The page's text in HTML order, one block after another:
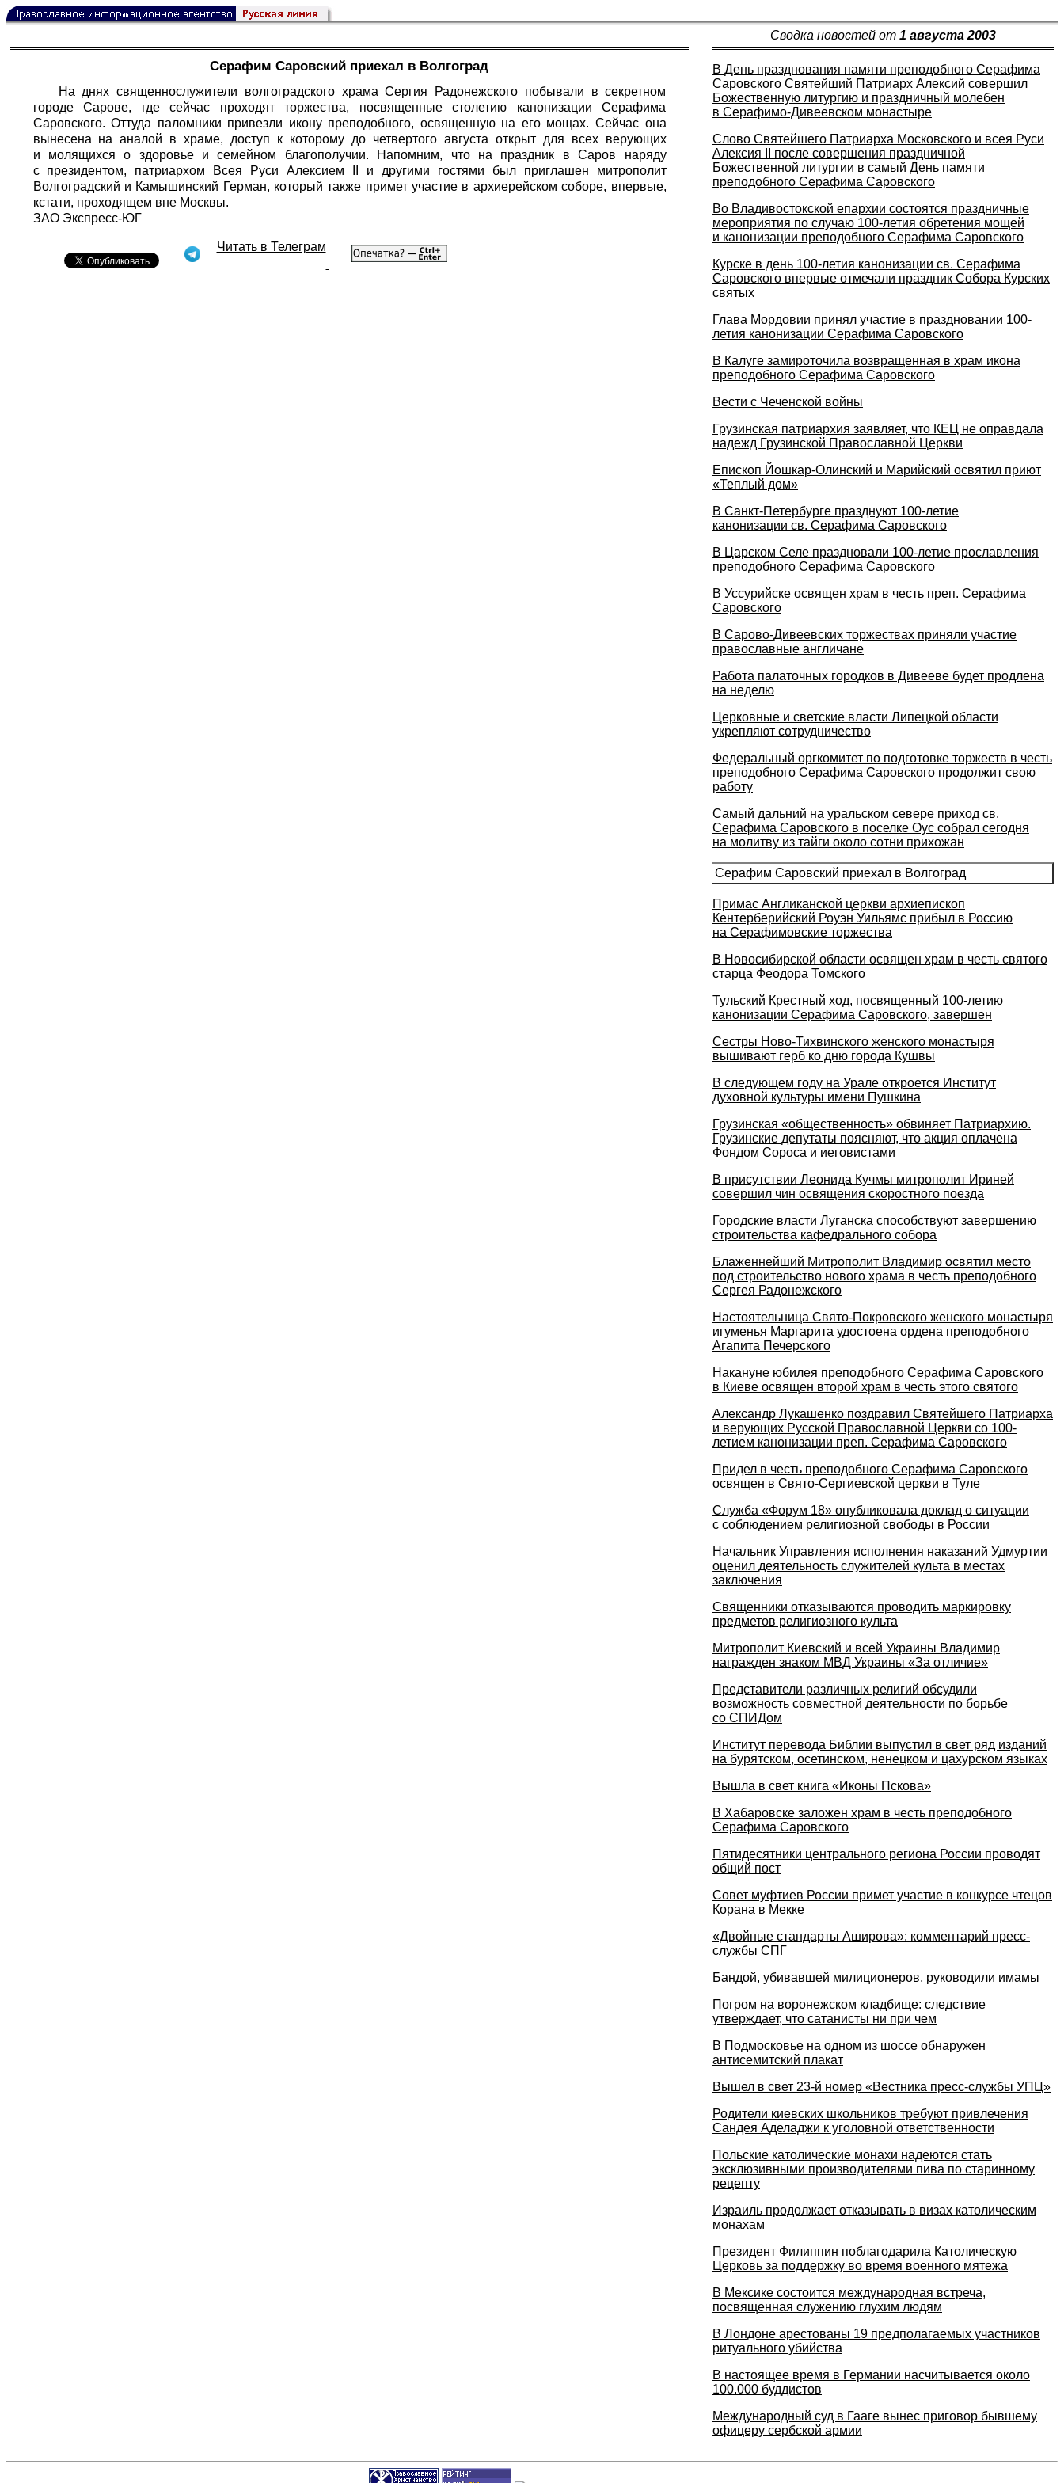
Сводка новостей от 1 августа 2003
Серафим Саровский приехал в Волгоград
На днях священнослужители волгоградского храма Сергия Радонежского побывали в секретном
городе Сарове, где сейчас проходят торжества, посвященные столетию канонизации Серафима
Саровского. Оттуда паломники привезли икону преподобного, освященную на его мощах. Сейчас она
вынесена на аналой в храме, доступ к которому до четвертого августа открыт для всех верующих
и молящихся о здоровье и семейном благополучии. Напомним, что на праздник в Саров наряду
с президентом, патриархом Всея Руси Алексием II и другими гостями был приглашен митрополит
Волгоградский и Камышинский Герман, который также примет участие в архиерейском соборе, впервые,
кстати, проходящем вне Москвы.
ЗАО Экспресс-ЮГ
Читать в Телеграм
В День празднования памяти преподобного Серафима
Саровского Святейший Патриарх Алексий совершил
Божественную литургию и праздничный молебен
в Серафимо-Дивеевском монастыре
Слово Святейшего Патриарха Московского и всея Руси
Алексия II после совершения праздничной
Божественной литургии в самый День памяти
преподобного Серафима Саровского
Во Владивостокской епархии состоятся праздничные
мероприятия по случаю 100-летия обретения мощей
и канонизации преподобного Серафима Саровского
Курске в день 100-летия канонизации св. Серафима
Саровского впервые отмечали праздник Собора Курских
святых
Глава Мордовии принял участие в праздновании 100-
летия канонизации Серафима Саровского
В Калуге замироточила возвращенная в храм икона
преподобного Серафима Саровского
Вести с Чеченской войны
Грузинская патриархия заявляет, что КЕЦ не оправдала
надежд Грузинской Православной Церкви
Епископ Йошкар-Олинский и Марийский освятил приют
«Теплый дом»
В Санкт-Петербурге празднуют 100-летие
канонизации св. Серафима Саровского
В Царском Селе праздновали 100-летие прославления
преподобного Серафима Саровского
В Уссурийске освящен храм в честь преп. Серафима
Саровского
В Сарово-Дивеевских торжествах приняли участие
православные англичане
Работа палаточных городков в Дивееве будет продлена
на неделю
Церковные и светские власти Липецкой области
укрепляют сотрудничество
Федеральный оргкомитет по подготовке торжеств в честь
преподобного Серафима Саровского продолжит свою
работу
Самый дальний на уральском севере приход св.
Серафима Саровского в поселке Оус собрал сегодня
на молитву из тайги около сотни прихожан
Серафим Саровский приехал в Волгоград
Примас Англиканской церкви архиепископ
Кентерберийский Роуэн Уильямс прибыл в Россию
на Серафимовские торжества
В Новосибирской области освящен храм в честь святого
старца Феодора Томского
Тульский Крестный ход, посвященный 100-летию
канонизации Серафима Саровского, завершен
Сестры Ново-Тихвинского женского монастыря
вышивают герб ко дню города Кушвы
В следующем году на Урале откроется Институт
духовной культуры имени Пушкина
Грузинская «общественность» обвиняет Патриархию.
Грузинские депутаты поясняют, что акция оплачена
Фондом Сороса и иеговистами
В присутствии Леонида Кучмы митрополит Ириней
совершил чин освящения скоростного поезда
Городские власти Луганска способствуют завершению
строительства кафедрального собора
Блаженнейший Митрополит Владимир освятил место
под строительство нового храма в честь преподобного
Сергея Радонежского
Настоятельница Свято-Покровского женского монастыря
игуменья Маргарита удостоена ордена преподобного
Агапита Печерского
Накануне юбилея преподобного Серафима Саровского
в Киеве освящен второй храм в честь этого святого
Александр Лукашенко поздравил Святейшего Патриарха
и верующих Русской Православной Церкви со 100-
летием канонизации преп. Серафима Саровского
Придел в честь преподобного Серафима Саровского
освящен в Свято-Сергиевской церкви в Туле
Служба «Форум 18» опубликовала доклад о ситуации
с соблюдением религиозной свободы в России
Начальник Управления исполнения наказаний Удмуртии
оценил деятельность служителей культа в местах
заключения
Священники отказываются проводить маркировку
предметов религиозного культа
Митрополит Киевский и всей Украины Владимир
награжден знаком МВД Украины «За отличие»
Представители различных религий обсудили
возможность совместной деятельности по борьбе
со СПИДом
Институт перевода Библии выпустил в свет ряд изданий
на бурятском, осетинском, ненецком и цахурском языках
Вышла в свет книга «Иконы Пскова»
В Хабаровске заложен храм в честь преподобного
Серафима Саровского
Пятидесятники центрального региона России проводят
общий пост
Совет муфтиев России примет участие в конкурсе чтецов
Корана в Мекке
«Двойные стандарты Аширова»: комментарий пресс-
службы СПГ
Бандой, убивавшей милиционеров, руководили имамы
Погром на воронежском кладбище: следствие
утверждает, что сатанисты ни при чем
В Подмосковье на одном из шоссе обнаружен
антисемитский плакат
Вышел в свет 23-й номер «Вестника пресс-службы УПЦ»
Родители киевских школьников требуют привлечения
Сандея Аделаджи к уголовной ответственности
Польские католические монахи надеются стать
эксклюзивными производителями пива по старинному
рецепту
Израиль продолжает отказывать в визах католическим
монахам
Президент Филиппин поблагодарила Католическую
Церковь за поддержку во время военного мятежа
В Мексике состоится международная встреча,
посвященная служению глухим людям
В Лондоне арестованы 19 предполагаемых участников
ритуального убийства
В настоящее время в Германии насчитывается около
100.000 буддистов
Международный суд в Гааге вынес приговор бывшему
офицеру сербской армии